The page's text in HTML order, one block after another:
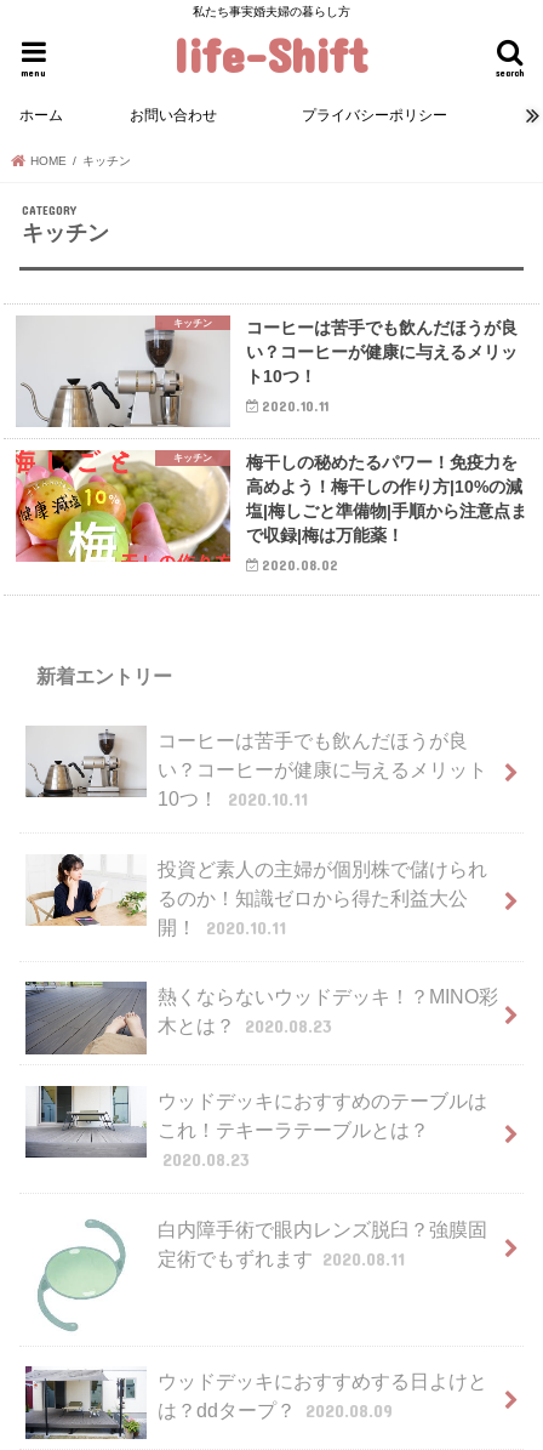
私たち事実婚夫婦の暮らし方
life-Shift search
menu
ホーム お問い合わせ プライバシーポリシー
HOME キッチン
キッチン
キッチン
コーヒーは苦手でも飲んだほうが良
い？コーヒーが健康に与えるメリッ
ト10つ！
2020.10.11
キッチン
梅干しの秘めたるパワー！免疫力を
高めよう！梅干しの作り方|10%の減
塩|梅しごと準備物|手順から注意点ま
で収録|梅は万能薬！
2020.08.02
新着エントリー
コーヒーは苦手でも飲んだほうが良
い？コーヒーが健康に与えるメリット
10つ！
2020.10.11
投資ど素人の主婦が個別株で儲けられ
るのか！知識ゼロから得た利益大公
開！
2020.10.11
熱くならないウッドデッキ！？MINO彩
木とは？
2020.08.23
ウッドデッキにおすすめのテーブルは
これ！テキーラテーブルとは？
2020.08.23
白内障手術で眼内レンズ脱臼？強膜固
定術でもずれます 2020.08.11
ウッドデッキにおすすめする日よけと
は？ddタープ？
2020.08.09